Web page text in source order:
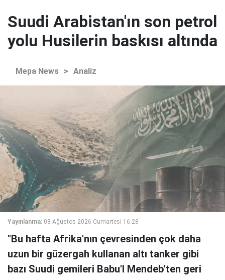
Suudi Arabistan'ın son petrol
yolu Husilerin baskısı altında
Mepa News > Analiz
Yayınlanma: 08 Ağustos 2026 Cumartesi 16:28
"Bu hafta Afrika'nın çevresinden çok daha
uzun bir güzergah kullanan altı tanker gibi
bazı Suudi gemileri Babu'l Mendeb'ten geri